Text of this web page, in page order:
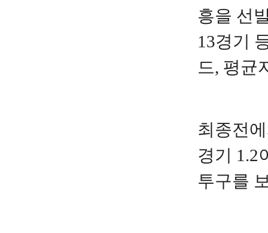
흥을 선
13경기
드, 평균
최종전
경기 1.2
투구를